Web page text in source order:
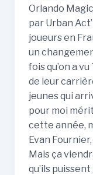
Orlando
par Urban
joueurs en
un
fois qu’on a
de leur
jeunes qui
pour moi
cette année,
Evan
Mais ça
qu’ils